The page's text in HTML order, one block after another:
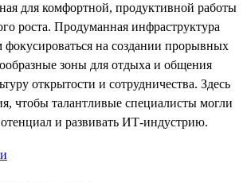
для комфортной, продуктивной работы
роста. Продуманная инфраструктура
фокусироваться на создании прорывных
зоны для отдыха и общения
открытости и сотрудничества. Здесь
чтобы талантливые специалисты могли
и развивать ИТ-индустрию.